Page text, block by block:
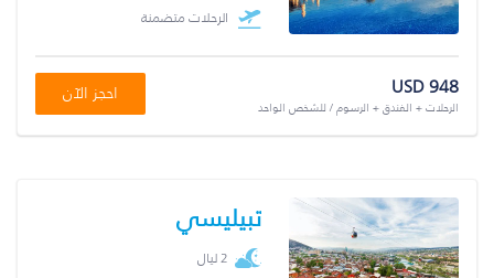
الرحلات متضمنة
USD 948
الرحلات + الفندق + الرسوم / للشخص الواحد
احجز الآن
تبيليسي
2 ليال